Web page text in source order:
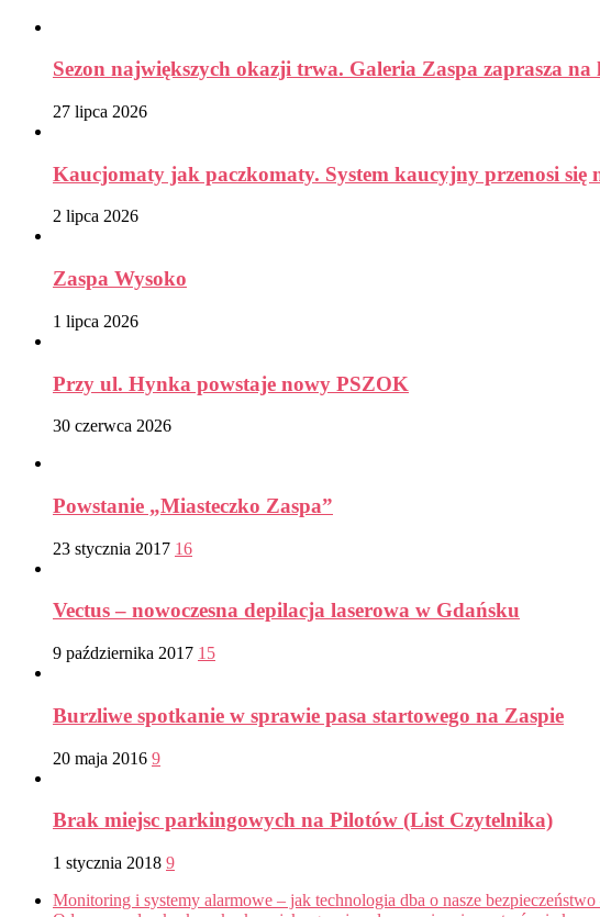
Sezon największych okazji trwa. Galeria Zaspa zaprasza na
27 lipca 2026
Kaucjomaty jak paczkomaty. System kaucyjny przenosi się
2 lipca 2026
Zaspa Wysoko
1 lipca 2026
Przy ul. Hynka powstaje nowy PSZOK
30 czerwca 2026
Powstanie „Miasteczko Zaspa”
23 stycznia 2017 16
Vectus – nowoczesna depilacja laserowa w Gdańsku
9 października 2017 15
Burzliwe spotkanie w sprawie pasa startowego na Zaspie
20 maja 2016 9
Brak miejsc parkingowych na Pilotów (List Czytelnika)
1 stycznia 2018 9
Monitoring i systemy alarmowe – jak technologia dba o nasze